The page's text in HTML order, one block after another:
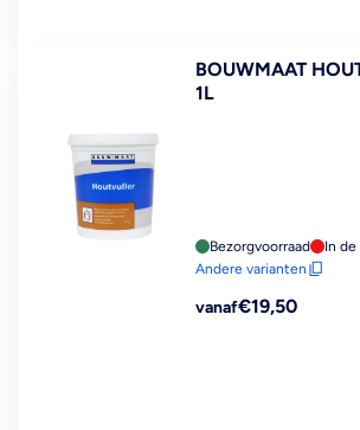
BOUWMAAT
1L
Bezorgvoorraad
In
Andere varianten
Reguliere
vanaf€19,50